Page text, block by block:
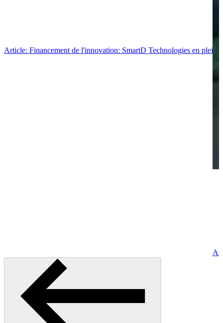
Article: Financement de l'innovation: SmartD Technologies en pleine